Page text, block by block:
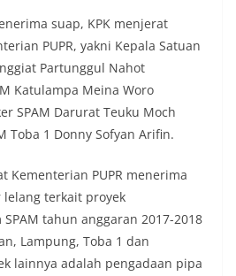
suap, KPK menjerat
PUPR, yakni Kepala Satuan
Partunggul Nahot
Katulampa Meina Woro
SPAM Darurat Teuku Moch
Toba 1 Donny Sofyan Arifin.
Kementerian PUPR menerima
terkait proyek
tahun anggaran 2017-2018
Lampung, Toba 1 dan
lainnya adalah pengadaan pipa